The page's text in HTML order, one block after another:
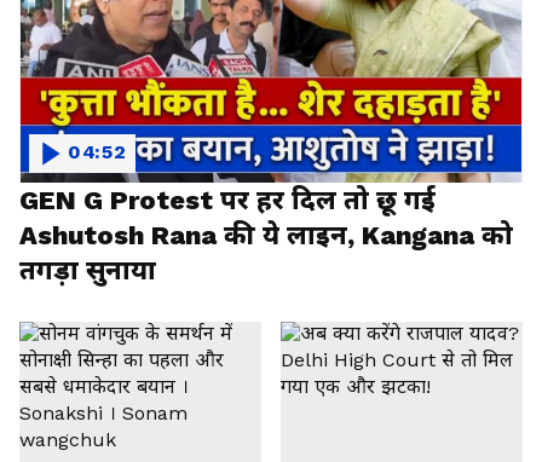
GEN G Protest पर हर दिल तो छू गई
Ashutosh Rana की ये लाइन, Kangana को
तगड़ा सुनाया
04:52